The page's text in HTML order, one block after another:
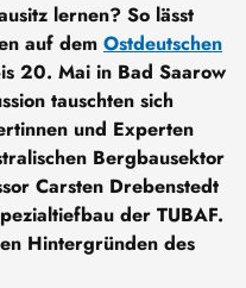
lernen? So lässt
auf dem Ostdeutschen
20. Mai in Bad Saarow
tauschten sich
und Experten
Bergbausektor
Carsten Drebenstedt
der TUBAF.
Hintergründen des